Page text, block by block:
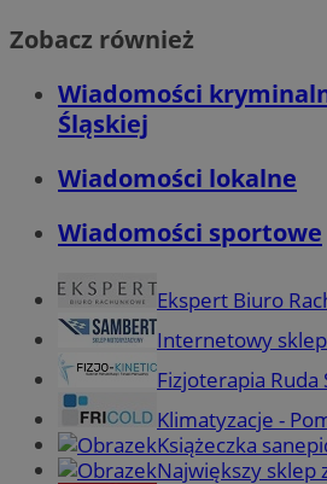
Zobacz również
Wiadomości
Śląskiej
Wiadomości lokalne
Wiadomości sportowe
Ekspert Biuro
Internetowy
Fizjoterapia Ruda
Klimatyzacje -
Książeczka
Największy sklep